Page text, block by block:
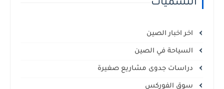
التسميات
اخر اخبار الصين
السياحة في الصين
دراسات جدوى مشاريع صغيرة
سوق الفوركس